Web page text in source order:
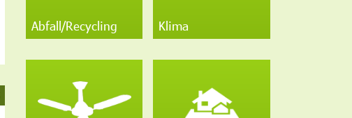
Abfall/Recycling Klima